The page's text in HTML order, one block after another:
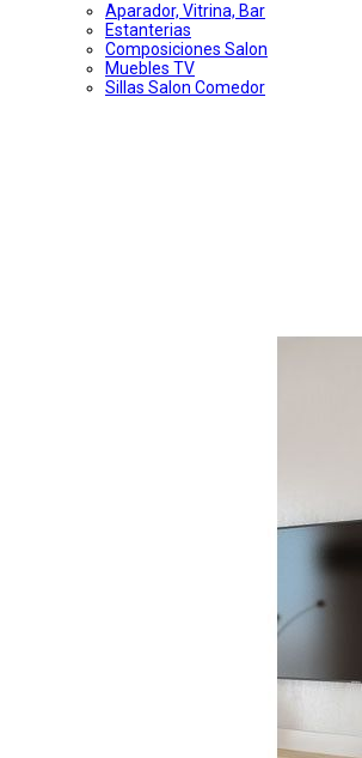
Aparador, Vitrina, Bar
Estanterias
Composiciones Salon
Muebles TV
Sillas Salon Comedor